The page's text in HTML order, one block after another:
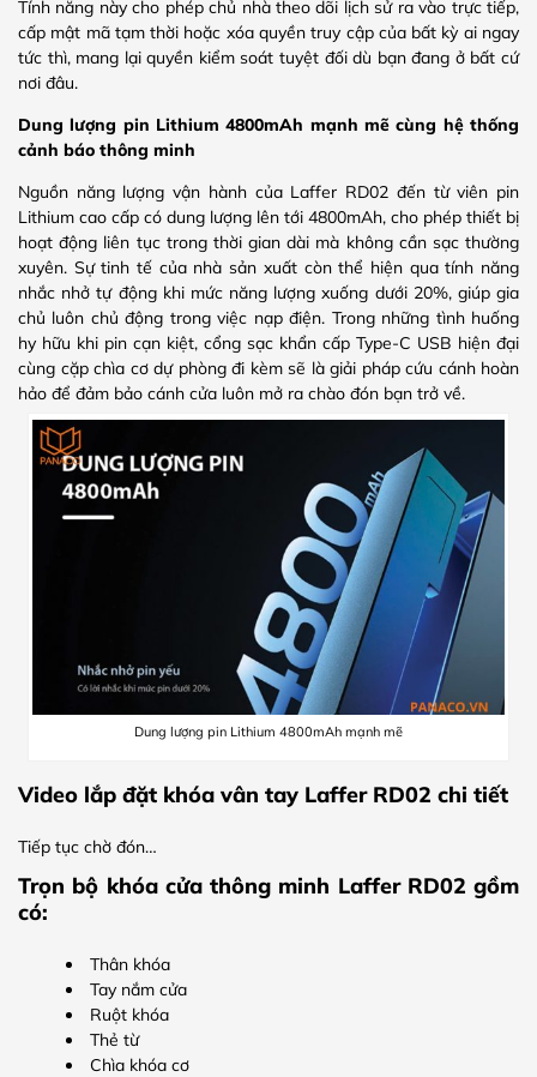
Tính năng này cho phép chủ nhà theo dõi lịch sử ra vào trực tiếp,
cấp mật mã tạm thời hoặc xóa quyền truy cập của bất kỳ ai ngay
tức thì, mang lại quyền kiểm soát tuyệt đối dù bạn đang ở bất cứ
nơi đâu.
Dung lượng pin Lithium 4800mAh mạnh mẽ cùng hệ thống
cảnh báo thông minh
Nguồn năng lượng vận hành của Laffer RD02 đến từ viên pin
Lithium cao cấp có dung lượng lên tới 4800mAh, cho phép thiết bị
hoạt động liên tục trong thời gian dài mà không cần sạc thường
xuyên. Sự tinh tế của nhà sản xuất còn thể hiện qua tính năng
nhắc nhở tự động khi mức năng lượng xuống dưới 20%, giúp gia
chủ luôn chủ động trong việc nạp điện. Trong những tình huống
hy hữu khi pin cạn kiệt, cổng sạc khẩn cấp Type-C USB hiện đại
cùng cặp chìa cơ dự phòng đi kèm sẽ là giải pháp cứu cánh hoàn
hảo để đảm bảo cánh cửa luôn mở ra chào đón bạn trở về.
Dung lượng pin Lithium 4800mAh mạnh mẽ
Video lắp đặt khóa vân tay Laffer RD02 chi tiết
Tiếp tục chờ đón…
Trọn bộ khóa cửa thông minh Laffer RD02 gồm
có:
Thân khóa
Tay nắm cửa
Ruột khóa
Thẻ từ
Chìa khóa cơ